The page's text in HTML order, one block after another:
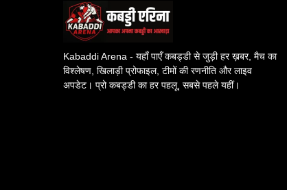
Kabaddi Arena - यहाँ पाएँ कबड्डी से जुड़ी हर ख़बर, मैच का
विश्लेषण, खिलाड़ी प्रोफाइल, टीमों की रणनीति और लाइव
अपडेट। प्रो कबड्डी का हर पहलू, सबसे पहले यहीं।